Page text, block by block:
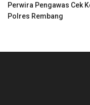
Perwira Pengawas Cek
Polres Rembang